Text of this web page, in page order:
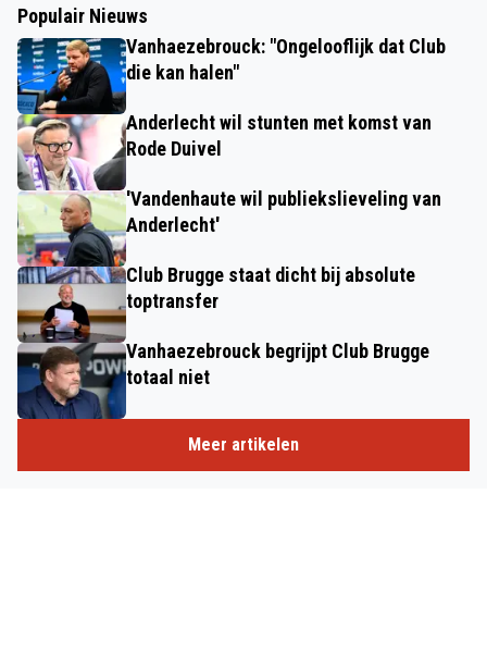
Populair Nieuws
Vanhaezebrouck: "Ongelooflijk dat Club
die kan halen"
Anderlecht wil stunten met komst van
Rode Duivel
'Vandenhaute wil publiekslieveling van
Anderlecht'
Club Brugge staat dicht bij absolute
toptransfer
Vanhaezebrouck begrijpt Club Brugge
totaal niet
Meer artikelen